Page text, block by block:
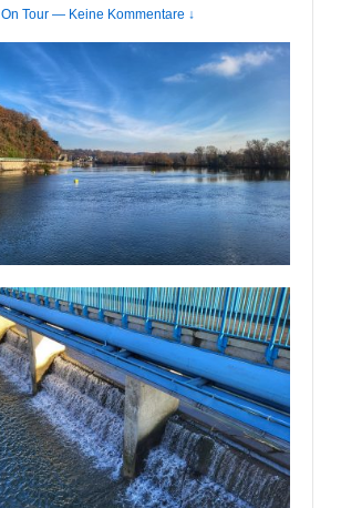
On Tour — Keine Kommentare ↓